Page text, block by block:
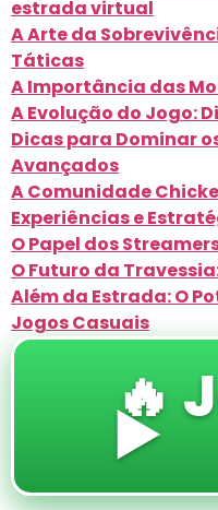
estrada virtual
A Arte da
Táticas
A Importância das
A Evolução do Jogo:
Dicas para Dominar
Avançados
A Comunidade
Experiências e
O Papel dos
O Futuro da
Além da Estrada: O
Jogos Casuais
🔥
▶️